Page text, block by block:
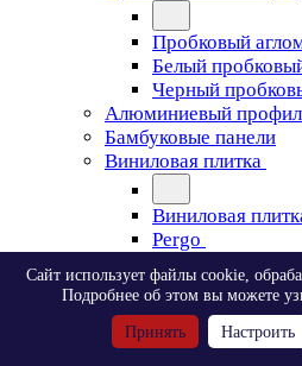
Пробковый
Белый
Черный
Алюминиевый
Бамбуковые панели
Виниловая плитка
Виниловая
Pergo
Pergo
Classic
Modern
Сайт использует файлы cookie,
Подробнее об этом вы можете
Принять Настроить